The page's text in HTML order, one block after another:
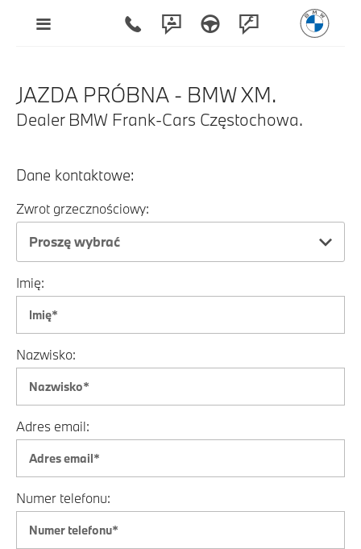
JAZDA PRÓBNA - BMW XM.
Dealer BMW Frank-Cars Częstochowa.
Dane kontaktowe:
Zwrot grzecznościowy:
Proszę wybrać
Imię:
Nazwisko:
Adres email:
Numer telefonu: